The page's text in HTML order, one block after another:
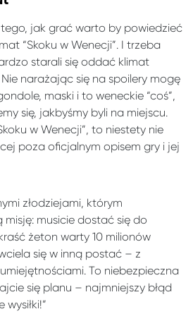
jak grać warto by powiedzieć
“Skoku w Wenecji”. I trzeba
starali się oddać klimat
narażając się na spoilery mogę
maski i to weneckie “coś”,
się, jakbyśmy byli na miejscu.
w Wenecji”, to niestety nie
poza oficjalnym opisem gry i jej
złodziejami, którym
musicie dostać się do
żeton warty 10 milionów
się w inną postać – z
To niebezpieczna
się planu – najmniejszy błąd